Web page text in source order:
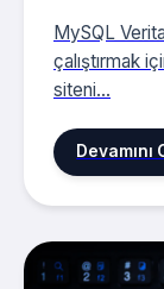
MySQL
çalıştırmak
siteni...
Devamını